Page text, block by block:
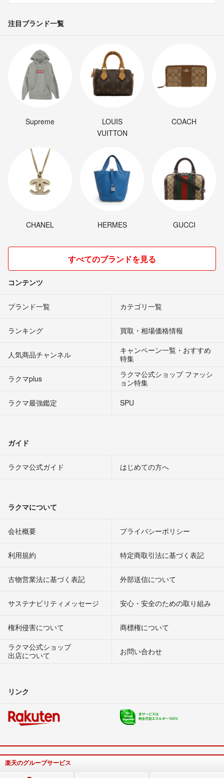
注目ブランド一覧
Supreme
LOUIS
VUITTON
COACH
CHANEL HERMES GUCCI
すべてのブランドを見る
コンテンツ
ブランド一覧 カテゴリ一覧
ランキング 買取・相場価格情報
人気商品チャンネル
キャンペーン一覧・おすすめ
特集
ラクマplus
ラクマ公式ショップ ファッシ
ョン特集
ラクマ最強鑑定
SPU
ガイド
ラクマ公式ガイド はじめての方へ
ラクマについて
会社概要 プライバシーポリシー
利用規約 特定商取引法に基づく表記
古物営業法に基づく表記 外部送信について
サステナビリティメッセージ 安心・安全のための取り組み
権利侵害について
商標権について
ラクマ公式ショップ
出店について
お問い合わせ
リンク
楽天のグループサービス